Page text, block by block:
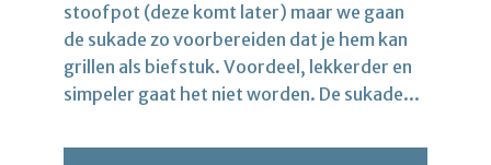
stoofpot (deze komt later) maar we gaan
de sukade zo voorbereiden dat je hem kan
grillen als biefstuk. Voordeel, lekkerder en
simpeler gaat het niet worden. De sukade...